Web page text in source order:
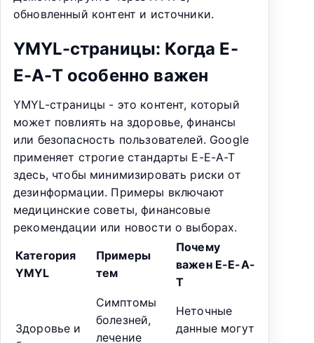
обновленный контент и источники.
YMYL-страницы: Когда E-
E-A-T особенно важен
YMYL-страницы - это контент, который
может повлиять на здоровье, финансы
или безопасность пользователей. Google
применяет строгие стандарты E-E-A-T
здесь, чтобы минимизировать риски от
дезинформации. Примеры включают
медицинские советы, финансовые
рекомендации или новости о выборах.
Категория
YMYL
Примеры
тем
Почему
важен E-E-A-
T
Здоровье и
Симптомы
болезней,
лечение
Неточные
данные могут